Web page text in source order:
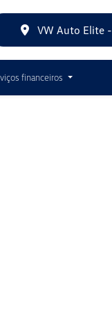
VW Auto Elite
financeiros